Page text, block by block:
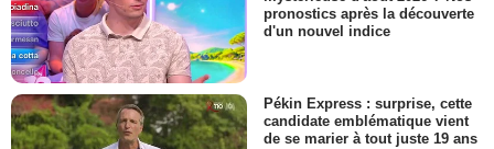
pronostics après la découverte
d'un nouvel indice
Pékin Express : surprise, cette
candidate emblématique vient
de se marier à tout juste 19 ans